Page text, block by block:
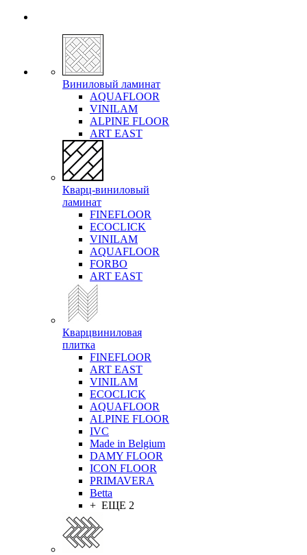
Виниловый ламинат
AQUAFLOOR
VINILAM
ALPINE FLOOR
ART EAST
Кварц-виниловый
ламинат
FINEFLOOR
ECOCLICK
VINILAM
AQUAFLOOR
FORBO
ART EAST
Кварцвиниловая
плитка
FINEFLOOR
ART EAST
VINILAM
ECOCLICK
AQUAFLOOR
ALPINE FLOOR
IVC
Made in Belgium
DAMY FLOOR
ICON FLOOR
PRIMAVERA
Betta
+ ЕЩЕ 2